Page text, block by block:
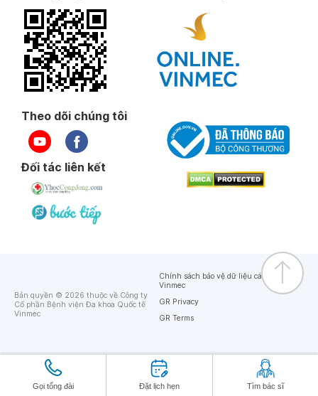
Gọi tổng đài Đặt lịch hẹn Tìm bác sĩ
Theo dõi chúng tôi
Đối tác liên kết
Bản quyền © 2026 thuộc về Công ty
Cổ phần Bệnh viện Đa khoa Quốc tế
Vinmec
Chính sách bảo vệ dữ liệu cá nhân của
Vinmec
GR Privacy
GR Terms